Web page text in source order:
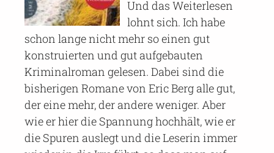
Und das Weiterlesen
lohnt sich. Ich habe
schon lange nicht mehr so einen gut
konstruierten und gut aufgebauten
Kriminalroman gelesen. Dabei sind die
bisherigen Romane von Eric Berg alle gut,
der eine mehr, der andere weniger. Aber
wie er hier die Spannung hochhält, wie er
die Spuren auslegt und die Leserin immer